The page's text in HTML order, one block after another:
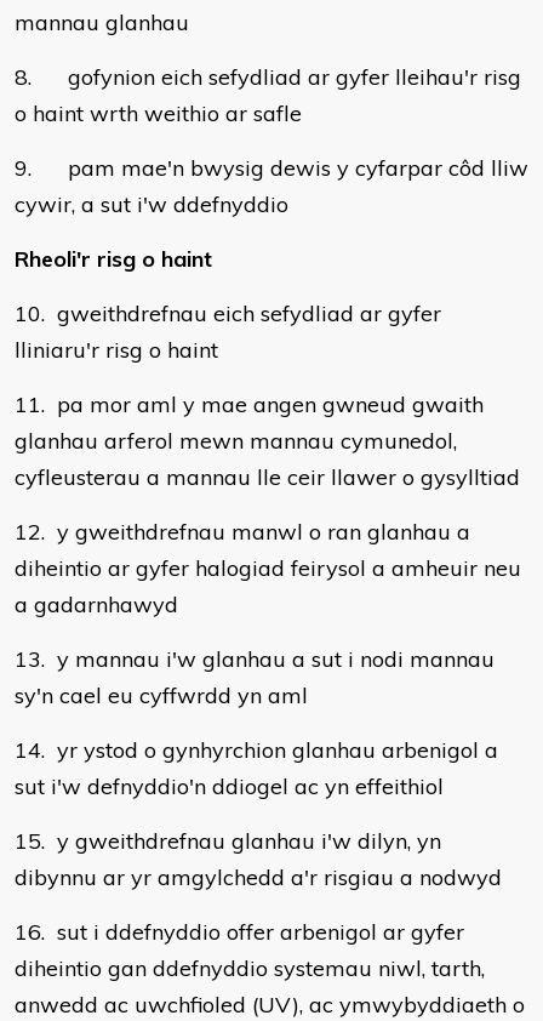
mannau glanhau
8. gofynion eich sefydliad ar gyfer lleihau'r risg
o haint wrth weithio ar safle
9. pam mae'n bwysig dewis y cyfarpar côd lliw
cywir, a sut i'w ddefnyddio
Rheoli'r risg o haint
10. gweithdrefnau eich sefydliad ar gyfer
lliniaru'r risg o haint
11. pa mor aml y mae angen gwneud gwaith
glanhau arferol mewn mannau cymunedol,
cyfleusterau a mannau lle ceir llawer o gysylltiad
12. y gweithdrefnau manwl o ran glanhau a
diheintio ar gyfer halogiad feirysol a amheuir neu
a gadarnhawyd
13. y mannau i'w glanhau a sut i nodi mannau
sy'n cael eu cyffwrdd yn aml
14. yr ystod o gynhyrchion glanhau arbenigol a
sut i'w defnyddio'n ddiogel ac yn effeithiol
15. y gweithdrefnau glanhau i'w dilyn, yn
dibynnu ar yr amgylchedd a'r risgiau a nodwyd
16. sut i ddefnyddio offer arbenigol ar gyfer
diheintio gan ddefnyddio systemau niwl, tarth,
anwedd ac uwchfioled (UV), ac ymwybyddiaeth o